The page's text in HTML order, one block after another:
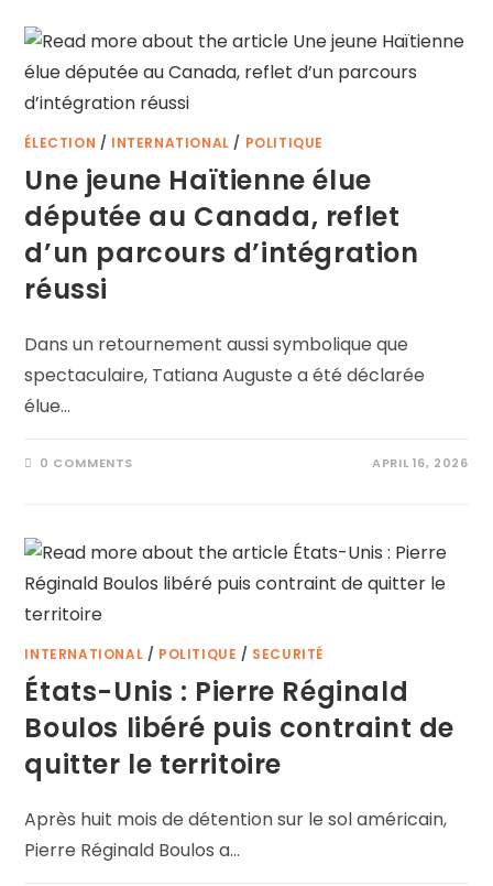
ÉLECTION / INTERNATIONAL / POLITIQUE
Une jeune Haïtienne élue
députée au Canada, reflet
d’un parcours d’intégration
réussi
Dans un retournement aussi symbolique que
spectaculaire, Tatiana Auguste a été déclarée
élue…
0 COMMENTS APRIL 16, 2026
INTERNATIONAL / POLITIQUE / SECURITÉ
États-Unis : Pierre Réginald
Boulos libéré puis contraint de
quitter le territoire
Après huit mois de détention sur le sol américain,
Pierre Réginald Boulos a…